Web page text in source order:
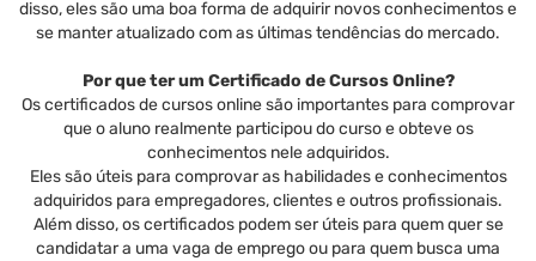
disso, eles são uma boa forma de adquirir novos conhecimentos e
se manter atualizado com as últimas tendências do mercado.
Por que ter um Certificado de Cursos Online?
Os certificados de cursos online são importantes para comprovar
que o aluno realmente participou do curso e obteve os
conhecimentos nele adquiridos.
Eles são úteis para comprovar as habilidades e conhecimentos
adquiridos para empregadores, clientes e outros profissionais.
Além disso, os certificados podem ser úteis para quem quer se
candidatar a uma vaga de emprego ou para quem busca uma